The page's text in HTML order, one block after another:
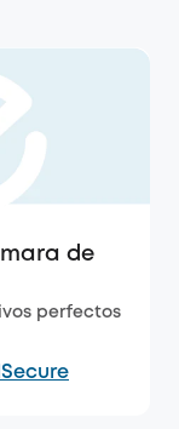
de
perfectos